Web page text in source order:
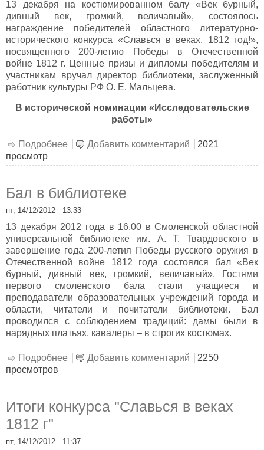
13 декабря на костюмированном балу «Век бурный,
дивный век, громкий, величавый», состоялось
награждение победителей областного литературно-
исторического конкурса «Славься в веках, 1812 год!»,
посвященного 200-летию Победы в Отечественной
войне 1812 г. Ценные призы и дипломы победителям и
участникам вручал директор библиотеки, заслуженный
работник культуры РФ О. Е. Мальцева.
В исторической номинации «Исследовательские
работы»
Подробнее о Награждение победителей конкурса
Добавить комментарий
2021
просмотр
Бал в библиотеке
пт, 14/12/2012 - 13:33
13 декабря 2012 года в 16.00 в Смоленской областной
универсальной библиотеке им. А. Т. Твардовского в
завершение года 200-летия Победы русского оружия в
Отечественной войне 1812 года состоялся бал «Век
бурный, дивный век, громкий, величавый». Гостями
первого смоленского бала стали учащиеся и
преподаватели образовательных учреждений города и
области, читатели и почитатели библиотеки. Бал
проводился с соблюдением традиций: дамы были в
нарядных платьях, кавалеры – в строгих костюмах.
Подробнее о Бал в библиотеке
Добавить комментарий
2250
просмотров
Итоги конкурса "Славься в веках
1812 г"
пт, 14/12/2012 - 11:37